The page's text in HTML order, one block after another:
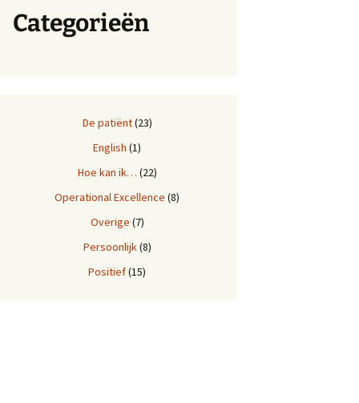
Categorieën
De patiënt(23)
English (1)
Hoe kan ik… (22)
Operational Excellence (8)
Overige (7)
Persoonlijk(8)
Positief(15)